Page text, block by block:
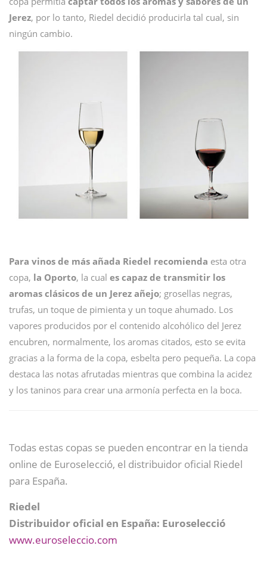
Jerez, por lo tanto, Riedel decidió producirla tal cual, sin
ningún cambio.
Para vinos de más añada Riedel recomienda esta otra
copa, la Oporto, la cual es capaz de transmitir los
aromas clásicos de un Jerez añejo; grosellas negras,
trufas, un toque de pimienta y un toque ahumado. Los
vapores producidos por el contenido alcohólico del Jerez
encubren, normalmente, los aromas citados, esto se evita
gracias a la forma de la copa, esbelta pero pequeña. La copa
destaca las notas afrutadas mientras que combina la acidez
y los taninos para crear una armonía perfecta en la boca.
Todas estas copas se pueden encontrar en la tienda
online de Euroselecció, el distribuidor oficial Riedel
para España.
Riedel
Distribuidor oficial en España: Euroselecció
www.euroseleccio.com